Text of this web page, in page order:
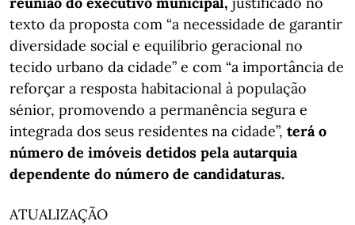
texto da proposta com “a necessidade de garantir
diversidade social e equilíbrio geracional no
tecido urbano da cidade” e com “a importância de
reforçar a resposta habitacional à população
sénior, promovendo a permanência segura e
integrada dos seus residentes na cidade”, terá o
número de imóveis detidos pela autarquia
dependente do número de candidaturas.
ATUALIZAÇÃO